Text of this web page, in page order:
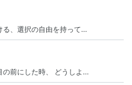
る、選択の自由を持って…
の前にした時、 どうしよ…